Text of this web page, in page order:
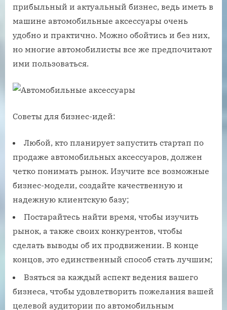
прибыльный и актуальный бизнес, ведь иметь в
машине автомобильные аксессуары очень
удобно и практично. Можно обойтись и без них,
но многие автомобилисты все же предпочитают
ими пользоваться.
Советы для бизнес-идей:
Любой, кто планирует запустить стартап по
продаже автомобильных аксессуаров, должен
четко понимать рынок. Изучите все возможные
бизнес-модели, создайте качественную и
надежную клиентскую базу;
Постарайтесь найти время, чтобы изучить
рынок, а также своих конкурентов, чтобы
сделать выводы об их продвижении. В конце
концов, это единственный способ стать лучшим;
Взяться за каждый аспект ведения вашего
бизнеса, чтобы удовлетворить пожелания вашей
целевой аудитории по автомобильным